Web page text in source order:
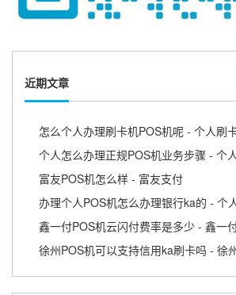
近期文章
怎么个人办理刷卡机POS机呢 - 个人刷
个人怎么办理正规POS机业务步骤 - 个
富友POS机怎么样 - 富友支付
办理个人POS机怎么办理银行ka的 - 个
鑫一付POS机云闪付费率是多少 - 鑫一
徐州POS机可以支持信用ka刷卡吗 - 徐